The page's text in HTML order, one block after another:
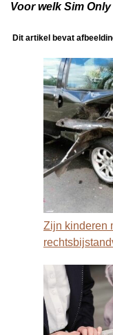
Voor welk Sim
Dit artikel bevat
Zijn kinderen